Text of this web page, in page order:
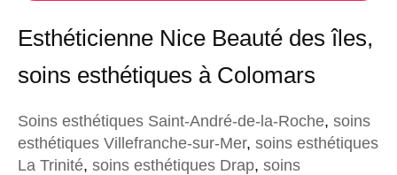
Esthéticienne Nice Beauté des îles,
soins esthétiques à Colomars
Soins esthétiques Saint-André-de-la-Roche, soins
esthétiques Villefranche-sur-Mer, soins esthétiques
La Trinité, soins esthétiques Drap, soins